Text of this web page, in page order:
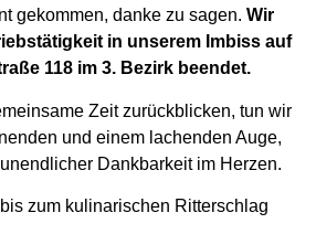
gekommen, danke zu sagen. Wir
in unserem Imbiss auf
118 im 3. Bezirk beendet.
Zeit zurückblicken, tun wir
und einem lachenden Auge,
Dankbarkeit im Herzen.
zum kulinarischen Ritterschlag